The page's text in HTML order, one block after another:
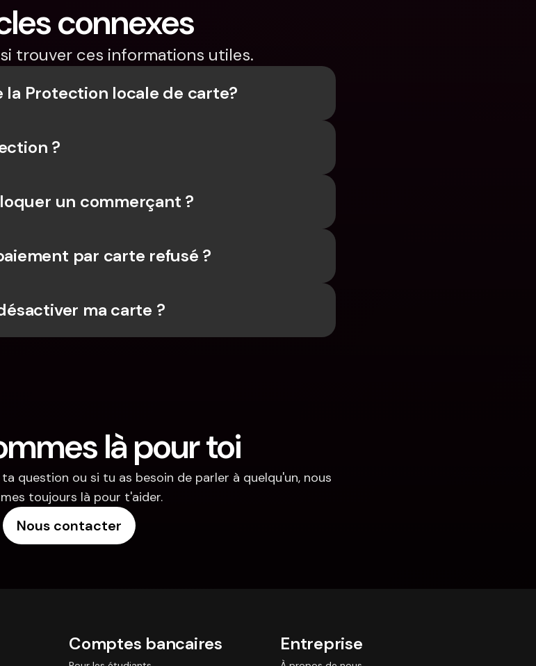
connexes
trouver ces informations utiles.
Protection locale de carte?
?
un commerçant ?
par carte refusé ?
ma carte ?
là pour toi
question ou si tu as besoin de parler à quelqu'un, nous
toujours là pour t'aider.
Nous contacter
Comptes bancaires Entreprise